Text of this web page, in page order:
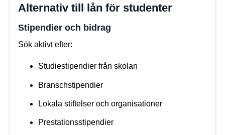
Alternativ till lån för studenter
Stipendier och bidrag
Sök aktivt efter:
Studiestipendier från skolan
Branschstipendier
Lokala stiftelser och organisationer
Prestationsstipendier